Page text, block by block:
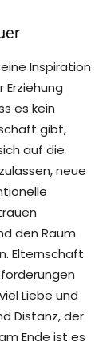
Inspiration
Erziehung
es kein
gibt,
auf die
neue
den Raum
Elternschaft
Liebe und
Distanz, der
Ende ist es